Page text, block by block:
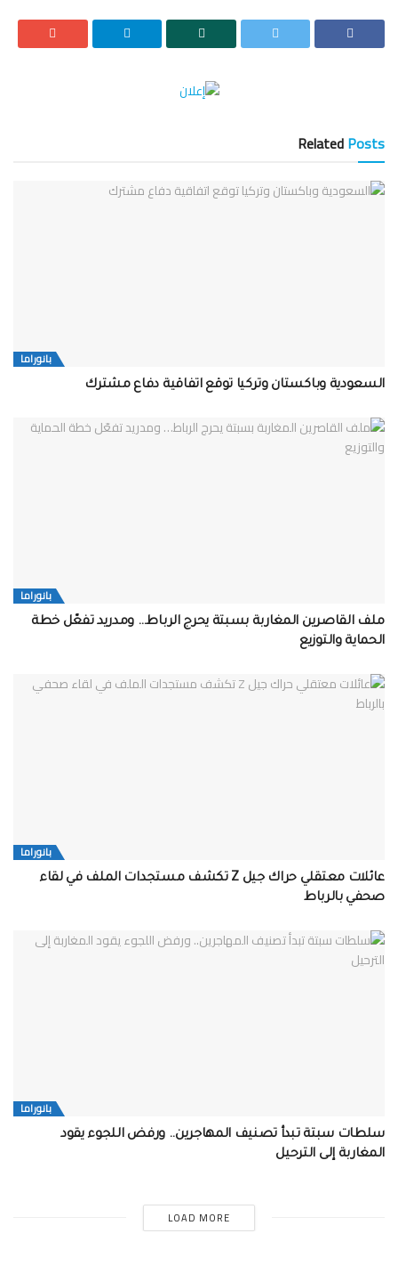
RelatedPosts
بانوراما
السعودية وباكستان وتركيا توقع اتفاقية دفاع مشترك
بانوراما
ملف القاصرين المغاربة بسبتة يحرج الرباط… ومدريد تفعّل خطة
الحماية والتوزيع
بانوراما
عائلات معتقلي حراك جيل Z تكشف مستجدات الملف في لقاء
صحفي بالرباط
بانوراما
سلطات سبتة تبدأ تصنيف المهاجرين.. ورفض اللجوء يقود
المغاربة إلى الترحيل
LOAD MORE